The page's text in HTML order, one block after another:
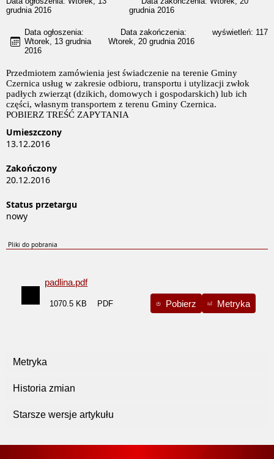
grudnia 2016
grudnia 2016
Data ogłoszenia:
Wtorek, 13 grudnia
2016
Data zakończenia:
Wtorek, 20 grudnia 2016
wyświetleń: 117
Przedmiotem zamówienia jest świadczenie na terenie Gminy
Czernica usług w zakresie odbioru, transportu i utylizacji zwłok
padłych zwierząt (dzikich, domowych i gospodarskich) lub ich
części, własnym transportem z terenu Gminy Czernica.
POBIERZ TREŚĆ ZAPYTANIA
Umieszczony
13.12.2016
Zakończony
20.12.2016
Status przetargu
nowy
Pliki do pobrania
padlina.pdf
1070.5 KB Pobierz Metryka
Metryka
Historia zmian
Starsze wersje artykułu